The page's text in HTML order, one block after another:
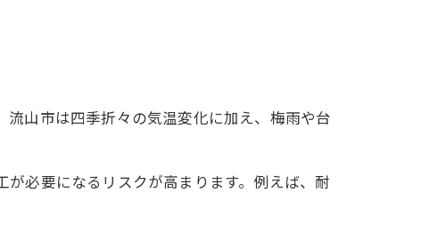
山市は四季折々の気温変化に加え、梅雨や台
必要になるリスクが高まります。例えば、耐